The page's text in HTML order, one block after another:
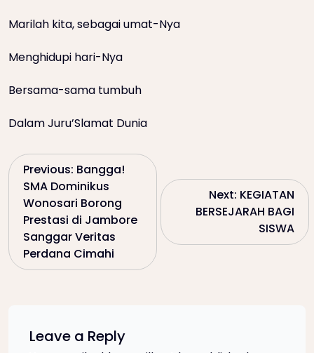
Marilah kita, sebagai umat-Nya
Menghidupi hari-Nya
Bersama-sama tumbuh
Dalam Juru’Slamat Dunia
P
t
Previous: Bangga!
SMA Dominikus
Wonosari Borong
Prestasi di Jambore
Sanggar Veritas
Perdana Cimahi
Next: KEGIATAN
BERSEJARAH BAGI
SISWA
Leave a Reply